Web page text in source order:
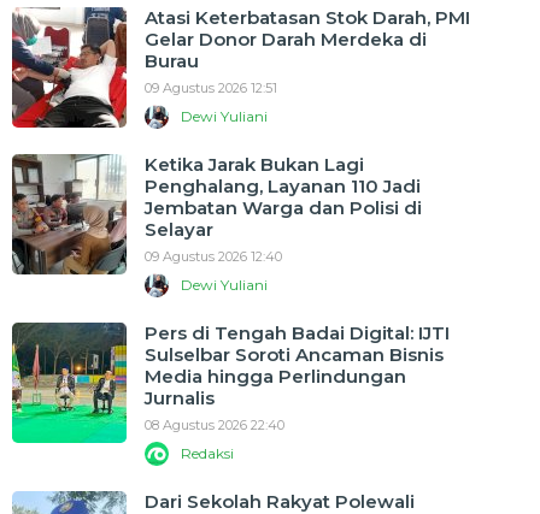
Atasi Keterbatasan Stok Darah, PMI
Gelar Donor Darah Merdeka di
Burau
09 Agustus 2026 12:51
Dewi Yuliani
Ketika Jarak Bukan Lagi
Penghalang, Layanan 110 Jadi
Jembatan Warga dan Polisi di
Selayar
09 Agustus 2026 12:40
Dewi Yuliani
Pers di Tengah Badai Digital: IJTI
Sulselbar Soroti Ancaman Bisnis
Media hingga Perlindungan
Jurnalis
08 Agustus 2026 22:40
Redaksi
Dari Sekolah Rakyat Polewali